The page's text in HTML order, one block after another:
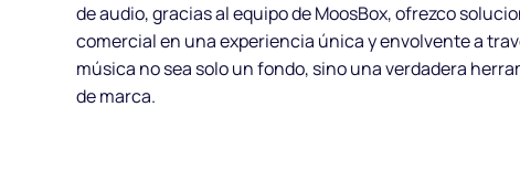
de audio, gracias al equipo de MoosBox, ofrezco
comercial en una experiencia única y envolvente a
música no sea solo un fondo, sino una verdadera
de marca.